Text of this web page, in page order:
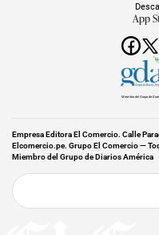
App
Miembro del Grupo de
Empresa Editora El Comercio. Calle
Elcomercio.pe. Grupo El Comercio —
Miembro del Grupo de Diarios América